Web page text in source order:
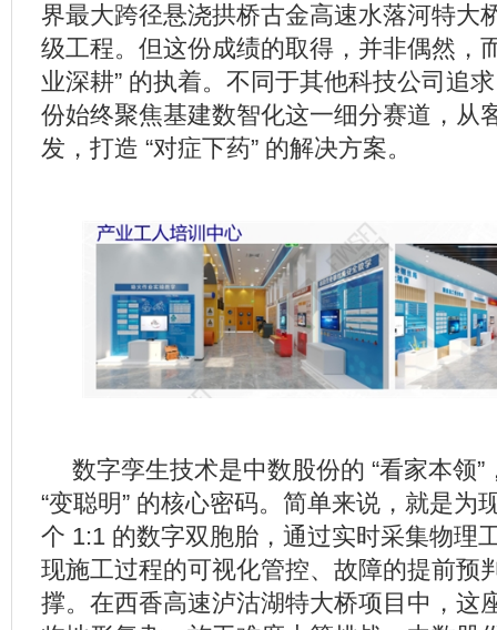
界最大跨径悬浇拱桥古金高速水落河特大
级工程。但这份成绩的取得，并非偶然，
业深耕” 的执着。不同于其他科技公司追
份始终聚焦基建数智化这一细分赛道，从
发，打造 “对症下药” 的解决方案。
数字孪生技术是中数股份的 “看家本领
“变聪明” 的核心密码。简单来说，就是为
个 1:1 的数字双胞胎，通过实时采集物理
现施工过程的可视化管控、故障的提前预
撑。在西香高速泸沽湖特大桥项目中，这